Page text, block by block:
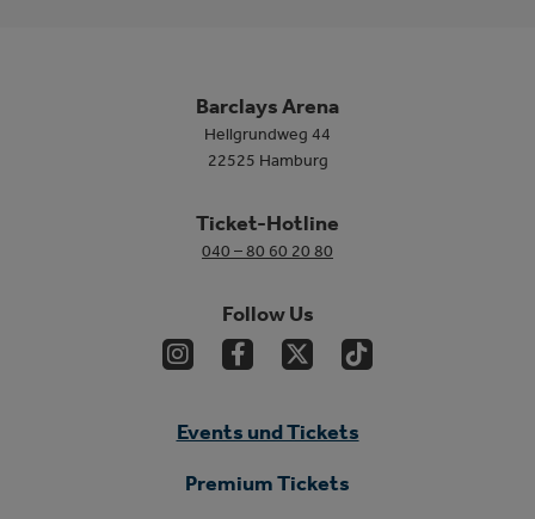
Barclays Arena
Hellgrundweg 44
22525 Hamburg
Ticket-Hotline
040 – 80 60 20 80
Follow Us
Events und Tickets
Premium Tickets